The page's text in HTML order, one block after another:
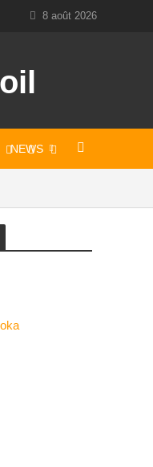
8 août 2026
NEWS